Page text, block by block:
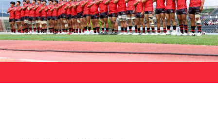
運動部支援
お問い合わせ
プライバシーポリシー